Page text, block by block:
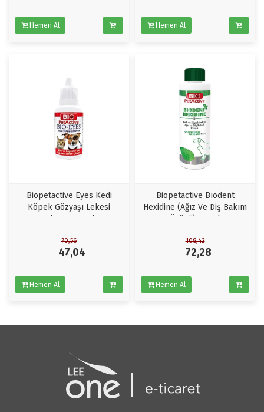
Hemen Al Hemen Al
Biopetactive Eyes Kedi
Köpek Gözyaşı Lekesi
Çıkarıcı 50 ml
70,56
47,04
Hemen Al
Biopetactive Bıodent
Hexidine (Ağız Ve Diş Bakım
Ürünü) 250Ml
108,42
72,28
Hemen Al